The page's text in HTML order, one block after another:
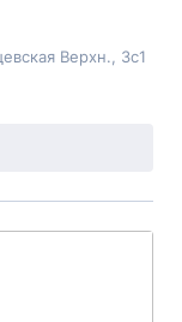
Верхн.
, 3с1